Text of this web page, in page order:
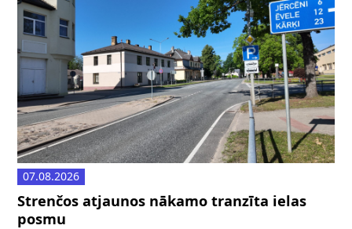
07.08.2026
Strenčos atjaunos nākamo tranzīta ielas
posmu